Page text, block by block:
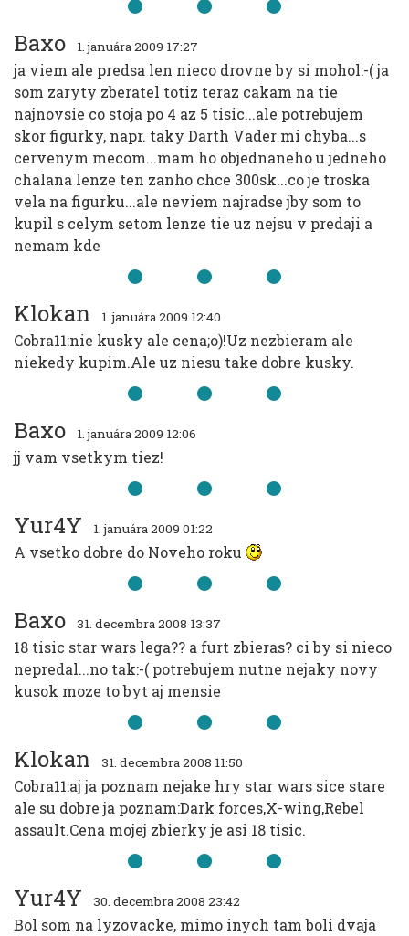
Baxo 1. januára 2009 17:27
ja viem ale predsa len nieco drovne by si mohol:-( ja
som zaryty zberatel totiz teraz cakam na tie
najnovsie co stoja po 4 az 5 tisic...ale potrebujem
skor figurky, napr. taky Darth Vader mi chyba...s
cervenym mecom...mam ho objednaneho u jedneho
chalana lenze ten zanho chce 300sk...co je troska
vela na figurku...ale neviem najradse jby som to
kupil s celym setom lenze tie uz nejsu v predaji a
nemam kde
Klokan 1. januára 2009 12:40
Cobra11:nie kusky ale cena;o)!Uz nezbieram ale
niekedy kupim.Ale uz niesu take dobre kusky.
Baxo 1. januára 2009 12:06
jj vam vsetkym tiez!
Yur4Y 1. januára 2009 01:22
A vsetko dobre do Noveho roku
Baxo 31. decembra 2008 13:37
18 tisic star wars lega?? a furt zbieras? ci by si nieco
nepredal...no tak:-( potrebujem nutne nejaky novy
kusok moze to byt aj mensie
Klokan 31. decembra 2008 11:50
Cobra11:aj ja poznam nejake hry star wars sice stare
ale su dobre ja poznam:Dark forces,X-wing,Rebel
assault.Cena mojej zbierky je asi 18 tisic.
Yur4Y 30. decembra 2008 23:42
Bol som na lyzovacke, mimo inych tam boli dvaja